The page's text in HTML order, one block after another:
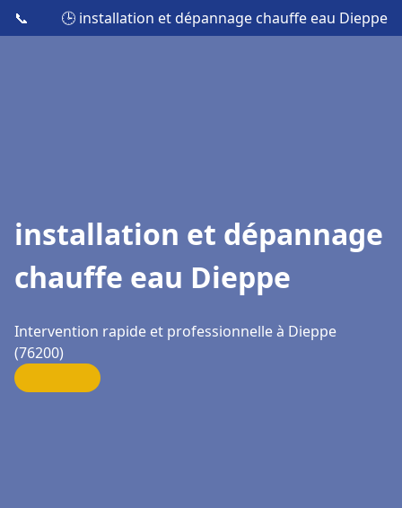
📞 🕒 installation et dépannage chauffe eau Dieppe
installation et dépannage
chauffe eau Dieppe
Intervention rapide et professionnelle à Dieppe
(76200)